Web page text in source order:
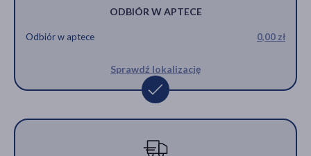
ODBIÓR W APTECE
Odbiór w aptece 0,00 zł
Sprawdź lokalizację